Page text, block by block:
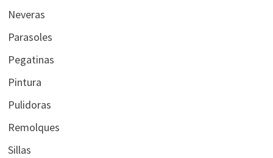
Neveras
Parasoles
Pegatinas
Pintura
Pulidoras
Remolques
Sillas